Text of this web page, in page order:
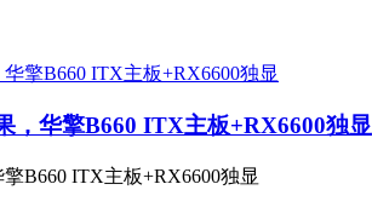
，华擎B660 ITX主板+RX6600独显
B660 ITX主板+RX6600独显